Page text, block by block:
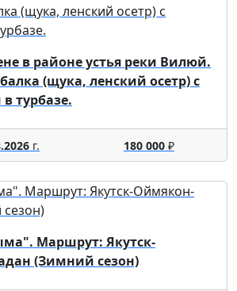
в районе устья реки Вилюй.
(щука, ленский осетр) с
турбазе.
г. 180 000₽
Маршрут: Якутск-
(Зимний сезон)